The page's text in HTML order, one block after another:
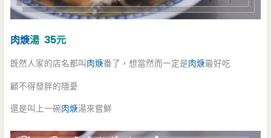
肉焿湯 35元
既然人家的店名都叫 肉焿番了，想當然而一定是肉焿最好吃
顧不得發胖的隱憂
還是叫上一碗肉焿湯來嘗鮮